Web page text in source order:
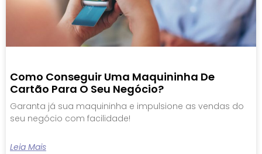
Como Conseguir Uma Maquininha De
Cartão Para O Seu Negócio?
Garanta já sua maquininha e impulsione as vendas do
seu negócio com facilidade!
Leia Mais